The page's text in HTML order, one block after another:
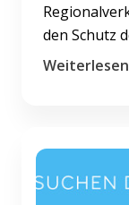
den Schutz
Weiterlesen